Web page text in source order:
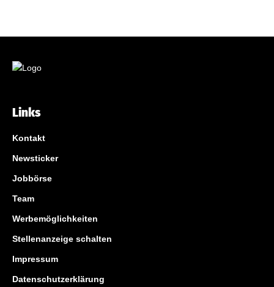
Links
Kontakt
Newsticker
Jobbörse
Team
Werbemöglichkeiten
Stellenanzeige schalten
Impressum
Datenschutzerklärung